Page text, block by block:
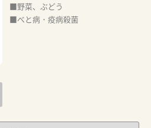
■野菜、ぶどう
■べと病・疫病殺菌